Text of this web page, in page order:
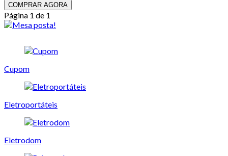
COMPRAR AGORA
Página 1 de 1
Cupom
Eletroportáteis
Eletrodom